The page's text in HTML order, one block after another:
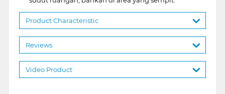
Product Characteristic
Reviews
Video Product